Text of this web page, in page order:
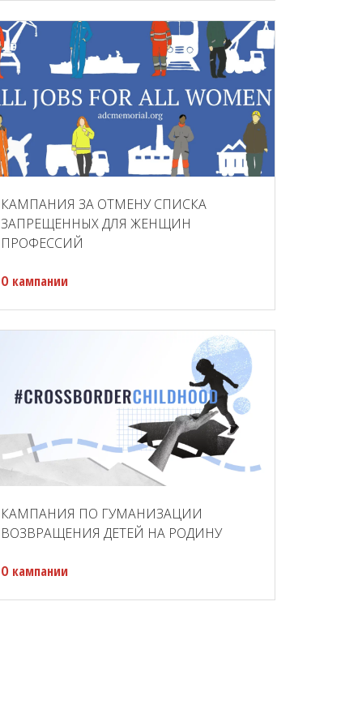
КАМПАНИЯ ЗА ОТМЕНУ СПИСКА
ЗАПРЕЩЕННЫХ ДЛЯ ЖЕНЩИН
ПРОФЕССИЙ
О кампании
КАМПАНИЯ ПО ГУМАНИЗАЦИИ
ВОЗВРАЩЕНИЯ ДЕТЕЙ НА РОДИНУ
О кампании